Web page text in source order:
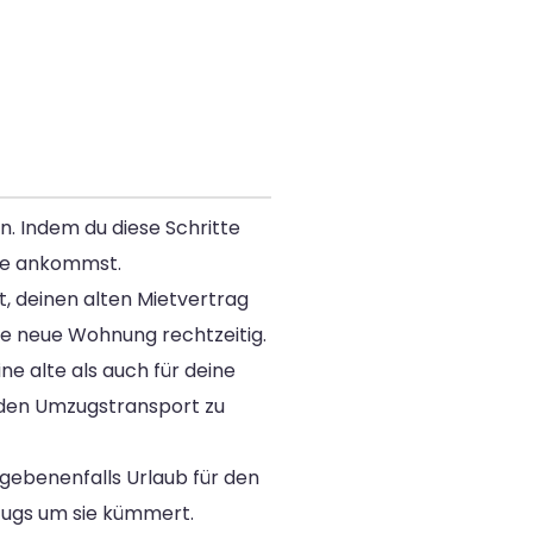
Indem du diese Schritte
ankommst.
deinen alten Mietvertrag
neue Wohnung rechtzeitig.
alte als auch für deine
Umzugstransport zu
Urlaub für den
um sie kümmert.